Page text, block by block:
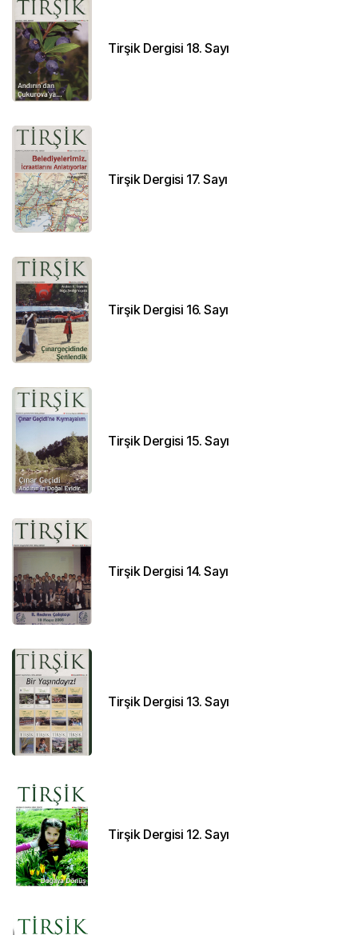
Tirşik Dergisi 18. Sayı
Tirşik Dergisi 17. Sayı
Tirşik Dergisi 16. Sayı
Tirşik Dergisi 15. Sayı
Tirşik Dergisi 14. Sayı
Tirşik Dergisi 13. Sayı
Tirşik Dergisi 12. Sayı